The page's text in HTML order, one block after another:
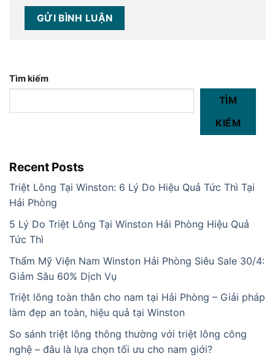
Tìm kiếm
TÌM
KIẾM
Recent Posts
Triệt Lông Tại Winston: 6 Lý Do Hiệu Quả Tức Thì Tại
Hải Phòng
5 Lý Do Triệt Lông Tại Winston Hải Phòng Hiệu Quả
Tức Thì
Thẩm Mỹ Viện Nam Winston Hải Phòng Siêu Sale 30/4:
Giảm Sâu 60% Dịch Vụ
Triệt lông toàn thân cho nam tại Hải Phòng – Giải pháp
làm đẹp an toàn, hiệu quả tại Winston
So sánh triệt lông thông thường với triệt lông công
nghệ – đâu là lựa chọn tối ưu cho nam giới?